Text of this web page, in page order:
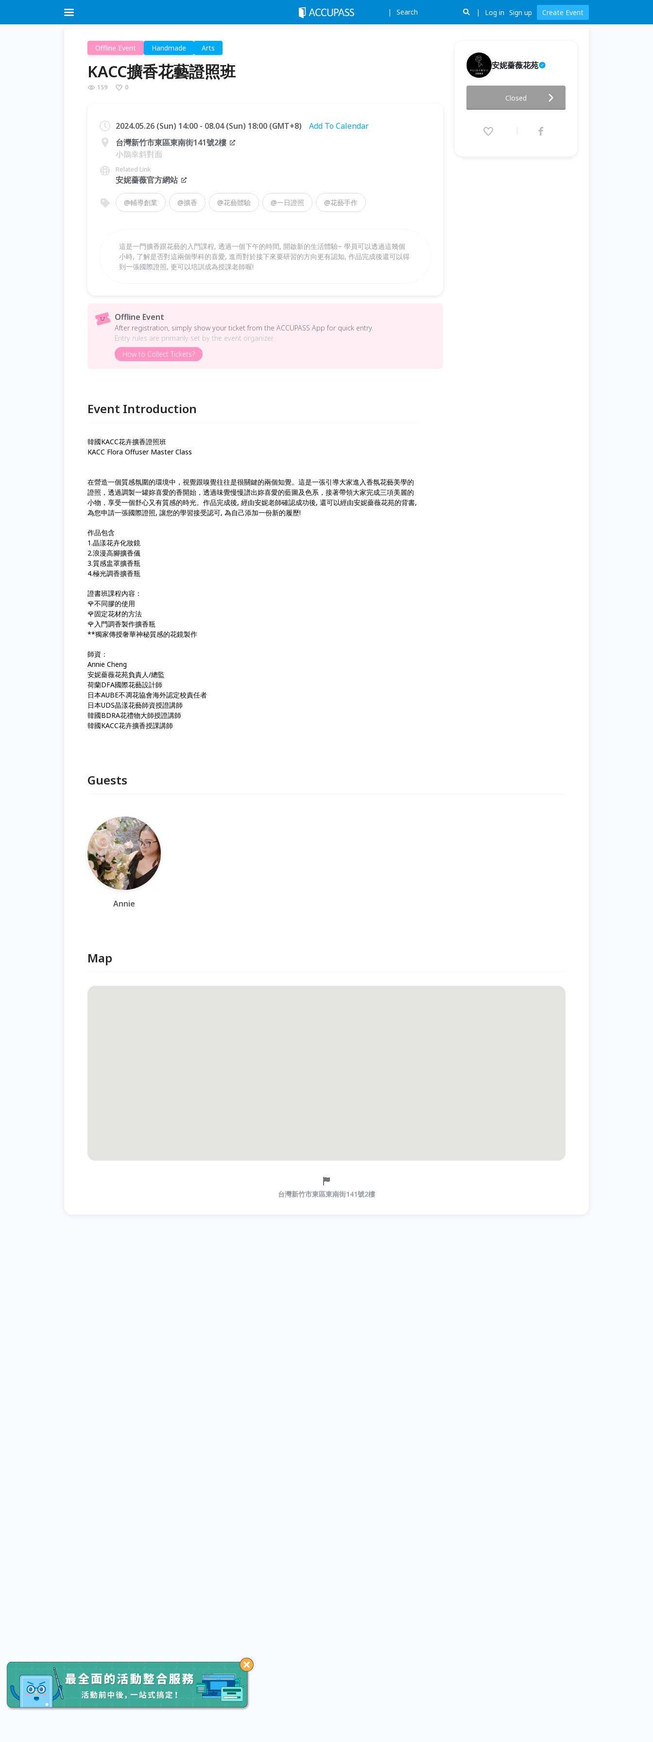
Search Log in Sign up Create Event
Offline Event Handmade Arts
KACC擴香花藝證照班
159 0
2024.05.26 (Sun) 14:00 - 08.04 (Sun) 18:00 (GMT+8)
Add To Calendar
台灣新竹市東區東南街141號2樓
小鵲幸斜對面
Related Link
安妮薔薇官方網站
@輔導創業 @擴香 @花藝體驗 @一日證照 @花藝手作
這是一門擴香跟花藝的入門課程, 透過一個下午的時間, 開啟新的生活體驗~ 學員可以透過這幾個
小時, 了解是否對這兩個學科的喜愛, 進而對於接下來要研習的方向更有認知, 作品完成後還可以得
到一張國際證照, 更可以培訓成為授課老師喔!
Offline Event
After registration, simply show your ticket from the ACCUPASS App for quick entry.
Entry rules are primarily set by the event organizer.
How to Collect Tickets?
Event Introduction
韓國KACC花卉擴香證照班
KACC Flora Offuser Master Class
在營造一個質感氛圍的環境中，視覺跟嗅覺往往是很關鍵的兩個知覺。這是一張引導大家進入香氛花藝美學的
證照，透過調製一罐妳喜愛的香開始，透過味覺慢慢譜出妳喜愛的藍圖及色系，接著帶領大家完成三項美麗的
小物，享受一個舒心又有質感的時光。作品完成後, 經由安妮老師確認成功後, 還可以經由安妮薔薇花苑的背書,
為您申請一張國際證照, 讓您的學習接受認可, 為自己添加一份新的履歷!
作品包含
1.晶漾花卉化妝鏡
2.浪漫高腳擴香儀
3.質感盅罩擴香瓶
4.極光調香擴香瓶
證書班課程內容：
🌹不同膠的使用
🌹固定花材的方法
🌹入門調香製作擴香瓶
**獨家傳授奢華神秘質感的花鏡製作
師資：
Annie Cheng
安妮薔薇花苑負責人/總監
荷蘭DFA國際花藝設計師
日本AUBE不凋花協會海外認定校責任者
日本UDS晶漾花藝師資授證講師
韓國BDRA花禮物大師授證講師
韓國KACC花卉擴香授課講師
安妮薔薇花苑
2024.05.26 (Sun) 14:00 - 08.04
(Sun) 18:00 (GMT+8)
Closed
Guests
Annie
Map
台灣新竹市東區東南街141號2樓